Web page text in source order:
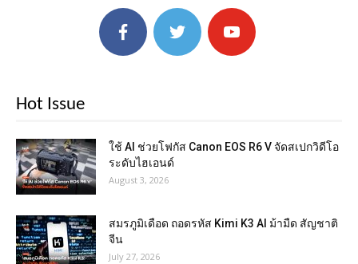
Hot Issue
ใช้ AI ช่วยโฟกัส Canon EOS R6 V จัดสเปกวิดีโอ
ระดับไฮเอนด์
August 3, 2026
สมรภูมิเดือด ถอดรหัส Kimi K3 AI ม้ามืด สัญชาติ
จีน
July 27, 2026